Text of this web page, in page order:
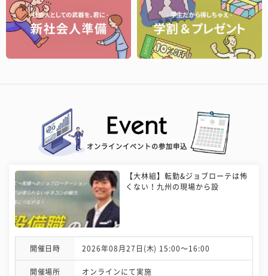
オンラインイベントの参加申込
【大林組】転勤&ジョブローテは怖
くない！九州の現場から設
開催日時 2026年08月27日(木) 15:00〜16:00
開催場所 オンラインにて実施